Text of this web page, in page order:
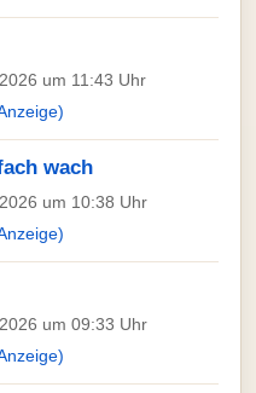
um 11:43 Uhr
wach
um 10:38 Uhr
um 09:33 Uhr